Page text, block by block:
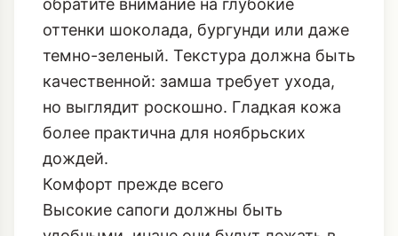
обратите внимание на глубокие
оттенки шоколада, бургунди или даже
темно-зеленый. Текстура должна быть
качественной: замша требует ухода,
но выглядит роскошно. Гладкая кожа
более практична для ноябрьских
дождей.
Комфорт прежде всего
Высокие сапоги должны быть